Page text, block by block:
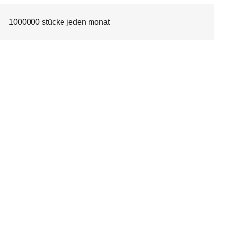
1000000 stücke jeden monat